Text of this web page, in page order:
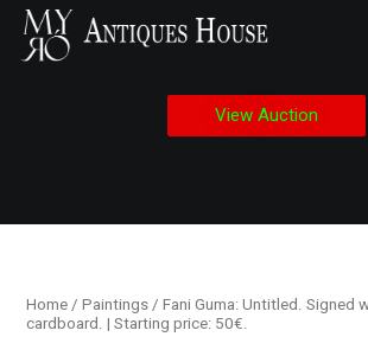
View Auction
Home / Paintings / Fani Guma: Untitled. Signed
cardboard. | Starting price: 50€.